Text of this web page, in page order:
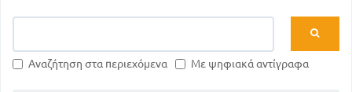
Αναζήτηση στα περιεχόμενα Με ψηφιακά αντίγραφα